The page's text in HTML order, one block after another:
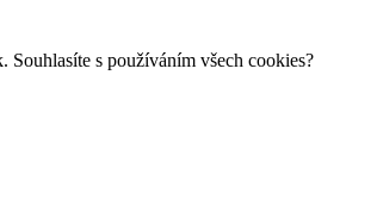
s používáním všech cookies?